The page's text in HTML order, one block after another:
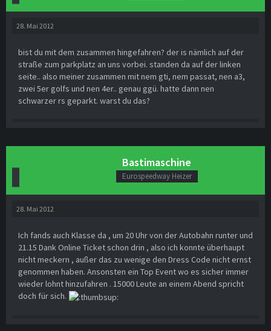
28. Mai 2012
bist du mit dem zusammen hingefahren? der is nämlich auf der
straße zum parkplatz an uns vorbei. standen da auf der linken
seite.. also meiner zusammen mit nem gti, nem passat, nen a3,
zwei 5er golfs und nen 4er.. genau ggü. hatte dann nen
schwarzer rs geparkt. warst du das?
Bastimaschine
Eurospeedway Heizer
28. Mai 2012
Ich fands auch Klasse da , um 20 Uhr von der Autobahn runter und
21.15 Dank Online Ticket schon drin , also ich konnte überhaupt
nicht meckern , außer das zu wenige den Dress Code nicht ernst
genommen haben. Ansonsten ein Top Event wo es sicher immer
wieder lohnt hinzufahren . 15000 Leute an einem Abend spricht
doch für sich.